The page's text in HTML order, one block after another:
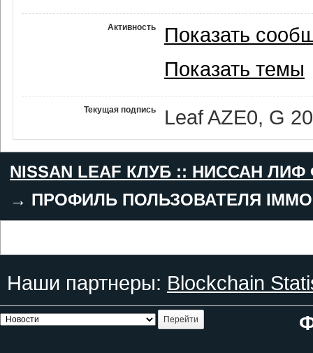
Активность
Показать
Показать темы
Текущая подпись Leaf AZE0, G
NISSAN LEAF КЛУБ :: НИССАН
→ ПРОФИЛЬ ПОЛЬЗОВАТЕЛЯ
Наши партнеры: Blockchain